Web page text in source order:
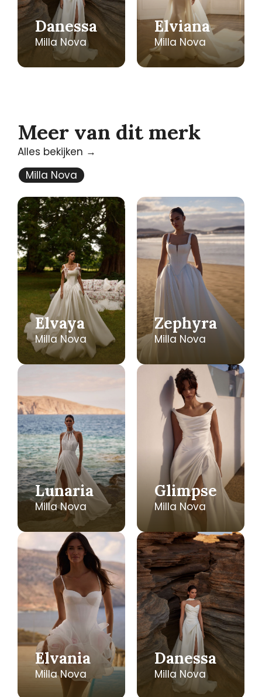
Danessa
Milla Nova
Elviana
Milla Nova
Meer van dit merk
Alles bekijken →
Milla Nova
Elvaya
Milla Nova
Zephyra
Milla Nova
Lunaria
Milla Nova
Glimpse
Milla Nova
Elvania
Milla Nova
Danessa
Milla Nova